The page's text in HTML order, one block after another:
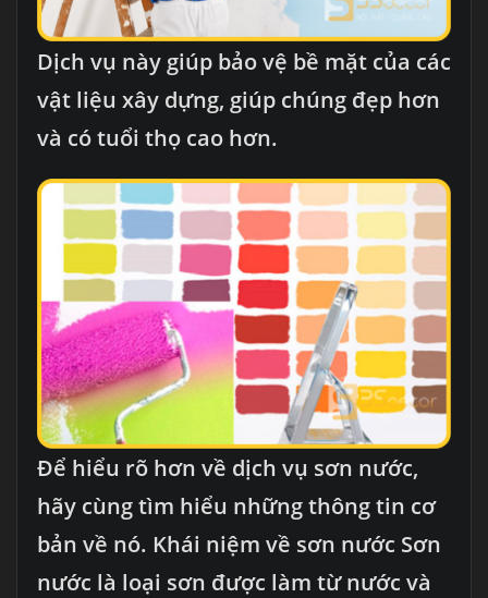
Dịch vụ này giúp bảo vệ bề mặt của các
vật liệu xây dựng, giúp chúng đẹp hơn
và có tuổi thọ cao hơn.
Để hiểu rõ hơn về dịch vụ sơn nước,
hãy cùng tìm hiểu những thông tin cơ
bản về nó. Khái niệm về sơn nước Sơn
nước là loại sơn được làm từ nước và